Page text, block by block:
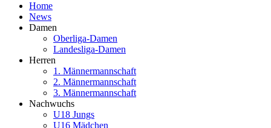
Home
News
Damen
Oberliga-Damen
Landesliga-Damen
Herren
1. Männermannschaft
2. Männermannschaft
3. Männermannschaft
Nachwuchs
U18 Jungs
U16 Mädchen